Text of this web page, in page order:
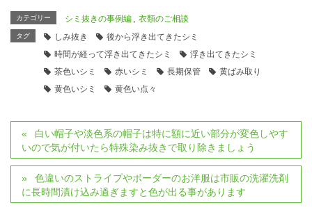
カテゴリー シミ抜きの事例編 衣類のご相談
タグ しみ抜き
後から浮き出てきたシミ
時間が経って浮き出てきたシミ
浮き出てきたシミ
茶色いシミ
赤いシミ 長期保管
黄ばみ取り
黄色いシミ
黄色い点々
白い帽子や淡色系の帽子は特に額に近い部分が変色しやす
いので気が付いたら特殊染み抜きで取り除きましょう
色違いのストライプやボーダーのお洋服は市販の洗濯洗剤
に長時間漬け込み過ぎますと色が出る事があります